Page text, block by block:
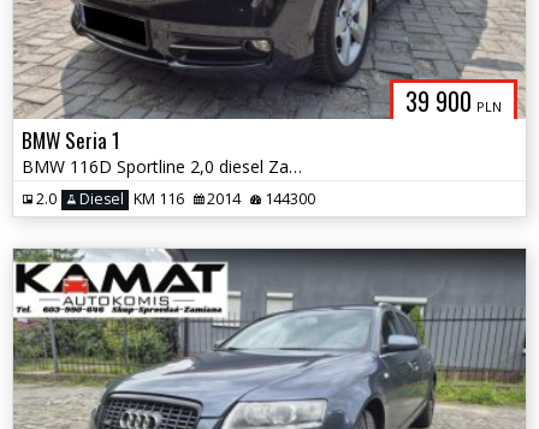
39 900 PLN
BMW Seria 1
BMW 116D Sportline 2,0 diesel Zamiana
2.0 Diesel KM 116 2014 144300